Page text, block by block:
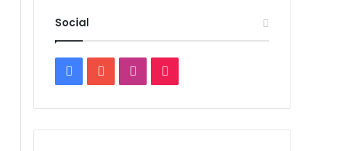
Social
FacebookYouTubeInstagram